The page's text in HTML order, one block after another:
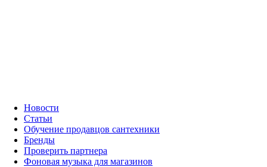
Новости
Статьи
Обучение продавцов сантехники
Бренды
Проверить партнера
Фоновая музыка для магазинов